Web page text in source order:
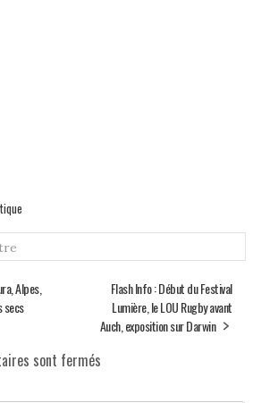
Alpes,
secs
Flash Info : Début du Festival
Lumière, le LOU Rugby avant
Auch, exposition sur Darwin
sont fermés